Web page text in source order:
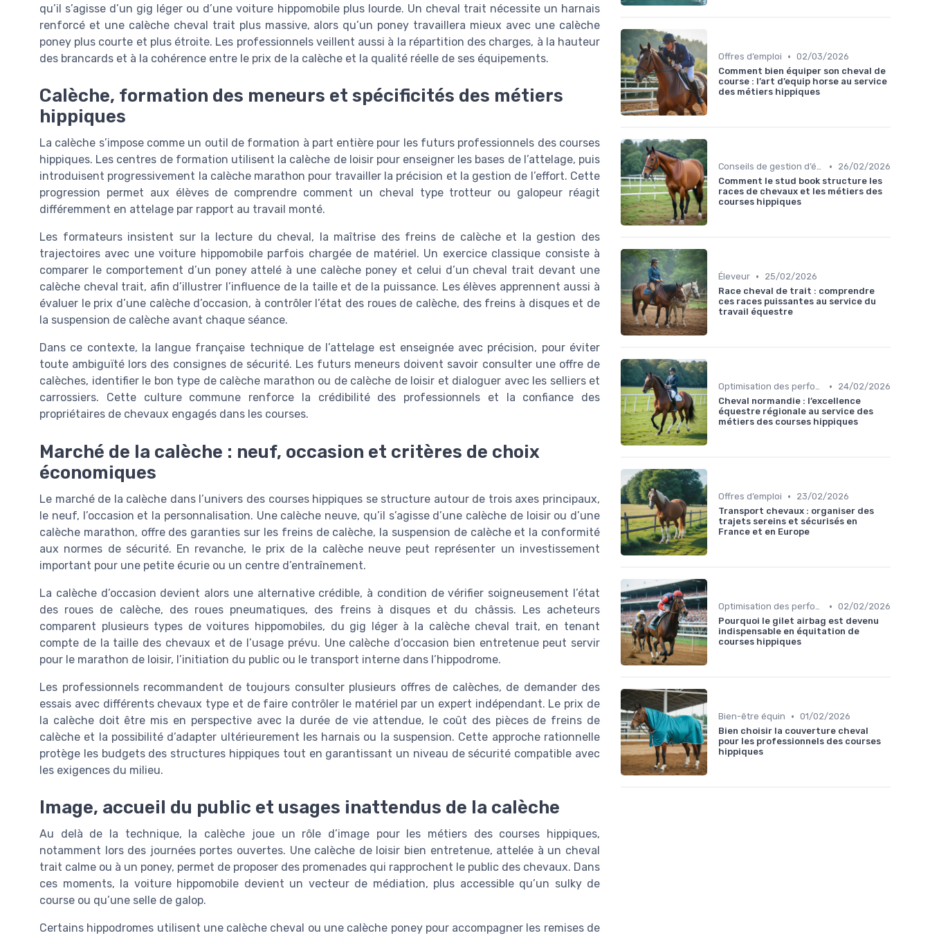
qu’il s’agisse d’un gig léger ou d’une voiture hippomobile plus lourde. Un cheval trait nécessite un harnais
renforcé et une calèche cheval trait plus massive, alors qu’un poney travaillera mieux avec une calèche
poney plus courte et plus étroite. Les professionnels veillent aussi à la répartition des charges, à la hauteur
des brancards et à la cohérence entre le prix de la calèche et la qualité réelle de ses équipements.
Calèche, formation des meneurs et spécificités des métiers
hippiques
La calèche s’impose comme un outil de formation à part entière pour les futurs professionnels des courses
hippiques. Les centres de formation utilisent la calèche de loisir pour enseigner les bases de l’attelage, puis
introduisent progressivement la calèche marathon pour travailler la précision et la gestion de l’effort. Cette
progression permet aux élèves de comprendre comment un cheval type trotteur ou galopeur réagit
différemment en attelage par rapport au travail monté.
Les formateurs insistent sur la lecture du cheval, la maîtrise des freins de calèche et la gestion des
trajectoires avec une voiture hippomobile parfois chargée de matériel. Un exercice classique consiste à
comparer le comportement d’un poney attelé à une calèche poney et celui d’un cheval trait devant une
calèche cheval trait, afin d’illustrer l’influence de la taille et de la puissance. Les élèves apprennent aussi à
évaluer le prix d’une calèche d’occasion, à contrôler l’état des roues de calèche, des freins à disques et de
la suspension de calèche avant chaque séance.
Dans ce contexte, la langue française technique de l’attelage est enseignée avec précision, pour éviter
toute ambiguïté lors des consignes de sécurité. Les futurs meneurs doivent savoir consulter une offre de
calèches, identifier le bon type de calèche marathon ou de calèche de loisir et dialoguer avec les selliers et
carrossiers. Cette culture commune renforce la crédibilité des professionnels et la confiance des
propriétaires de chevaux engagés dans les courses.
Marché de la calèche : neuf, occasion et critères de choix
économiques
Le marché de la calèche dans l’univers des courses hippiques se structure autour de trois axes principaux,
le neuf, l’occasion et la personnalisation. Une calèche neuve, qu’il s’agisse d’une calèche de loisir ou d’une
calèche marathon, offre des garanties sur les freins de calèche, la suspension de calèche et la conformité
aux normes de sécurité. En revanche, le prix de la calèche neuve peut représenter un investissement
important pour une petite écurie ou un centre d’entraînement.
La calèche d’occasion devient alors une alternative crédible, à condition de vérifier soigneusement l’état
des roues de calèche, des roues pneumatiques, des freins à disques et du châssis. Les acheteurs
comparent plusieurs types de voitures hippomobiles, du gig léger à la calèche cheval trait, en tenant
compte de la taille des chevaux et de l’usage prévu. Une calèche d’occasion bien entretenue peut servir
pour le marathon de loisir, l’initiation du public ou le transport interne dans l’hippodrome.
Les professionnels recommandent de toujours consulter plusieurs offres de calèches, de demander des
essais avec différents chevaux type et de faire contrôler le matériel par un expert indépendant. Le prix de
la calèche doit être mis en perspective avec la durée de vie attendue, le coût des pièces de freins de
calèche et la possibilité d’adapter ultérieurement les harnais ou la suspension. Cette approche rationnelle
protège les budgets des structures hippiques tout en garantissant un niveau de sécurité compatible avec
les exigences du milieu.
Image, accueil du public et usages inattendus de la calèche
Au delà de la technique, la calèche joue un rôle d’image pour les métiers des courses hippiques,
notamment lors des journées portes ouvertes. Une calèche de loisir bien entretenue, attelée à un cheval
trait calme ou à un poney, permet de proposer des promenades qui rapprochent le public des chevaux. Dans
ces moments, la voiture hippomobile devient un vecteur de médiation, plus accessible qu’un sulky de
course ou qu’une selle de galop.
Certains hippodromes utilisent une calèche cheval ou une calèche poney pour accompagner les remises de
Offres d’emploi • 02/03/2026
Comment bien équiper son cheval de
course : l’art d’equip horse au service
des métiers hippiques
Conseils de gestion d’écurie •
26/02/2026
Comment le stud book structure les
races de chevaux et les métiers des
courses hippiques
Éleveur •
25/02/2026
Race cheval de trait : comprendre
ces races puissantes au service du
travail équestre
Optimisation des performances •
24/02/2026
Cheval normandie : l’excellence
équestre régionale au service des
métiers des courses hippiques
Offres d’emploi •
23/02/2026
Transport chevaux : organiser des
trajets sereins et sécurisés en
France et en Europe
Optimisation des performances • 02/02/2026
Pourquoi le gilet airbag est devenu
indispensable en équitation de
courses hippiques
Bien-être équin • 01/02/2026
Bien choisir la couverture cheval
pour les professionnels des courses
hippiques